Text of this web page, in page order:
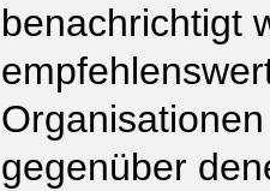
benachrichtigt
gegenüber